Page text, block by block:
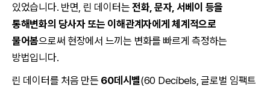
있었습니다. 반면, 린 데이터는 전화, 문자, 서베이 등을
통해변화의 당사자 또는 이해관계자에게 체계적으로
물어봄으로써 현장에서 느끼는 변화를 빠르게 측정하는
방법입니다.
린 데이터를 처음 만든 60데시벨(60 Decibels, 글로벌 임팩트